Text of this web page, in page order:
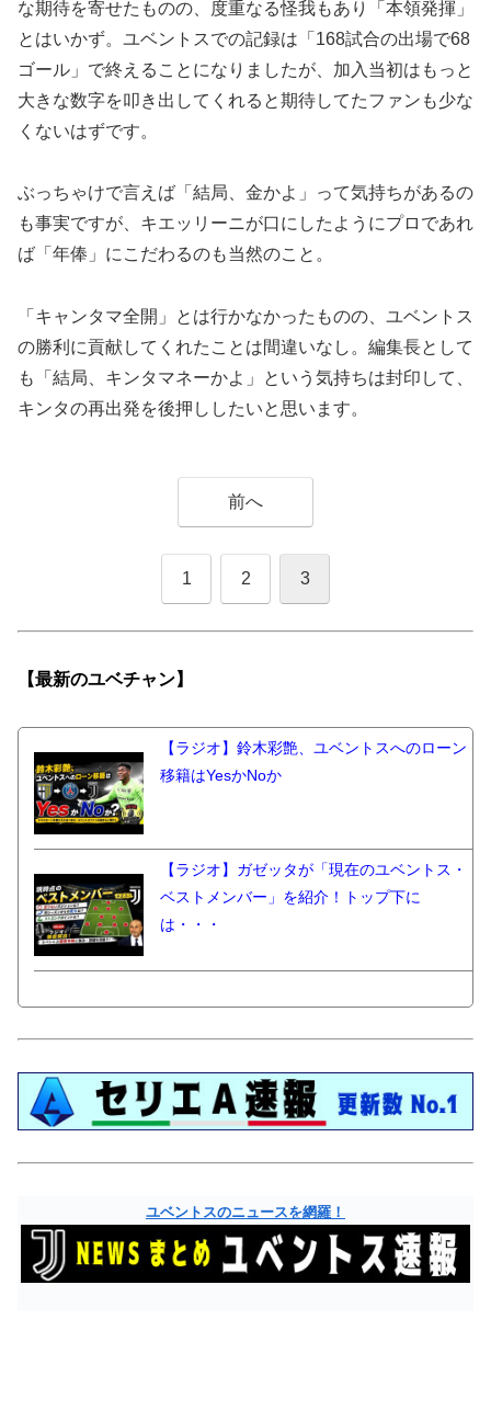
な期待を寄せたものの、度重なる怪我もあり「本領発揮」
とはいかず。ユベントスでの記録は「168試合の出場で68
ゴール」で終えることになりましたが、加入当初はもっと
大きな数字を叩き出してくれると期待してたファンも少な
くないはずです。
ぶっちゃけで言えば「結局、金かよ」って気持ちがあるの
も事実ですが、キエッリーニが口にしたようにプロであれ
ば「年俸」にこだわるのも当然のこと。
「キャンタマ全開」とは行かなかったものの、ユベントス
の勝利に貢献してくれたことは間違いなし。編集長として
も「結局、キンタマネーかよ」という気持ちは封印して、
キンタの再出発を後押ししたいと思います。
前へ
1 2 3
【最新のユベチャン】
【ラジオ】鈴木彩艶、ユベントスへのローン
移籍はYesかNoか
【ラジオ】ガゼッタが「現在のユベントス・
ベストメンバー」を紹介！トップ下に
は・・・
ユベントスのニュースを網羅！